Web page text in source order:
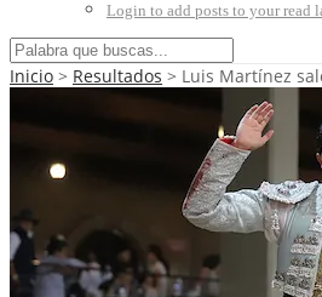
Login to add posts to your read
Inicio > Resultados > Luis Martínez